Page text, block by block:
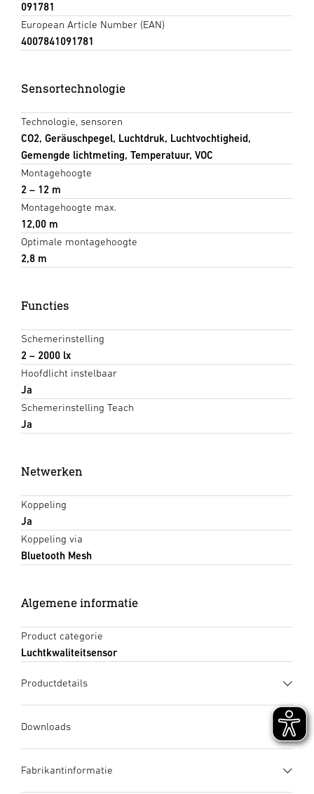
091781
European Article Number (EAN)
4007841091781
Sensortechnologie
Technologie, sensoren
CO2, Geräuschpegel, Luchtdruk, Luchtvochtigheid,
Gemengde lichtmeting, Temperatuur, VOC
Montagehoogte
2 – 12 m
Montagehoogte max.
12,00 m
Optimale montagehoogte
2,8 m
Functies
Schemerinstelling
2 – 2000 lx
Hoofdlicht instelbaar
Ja
Schemerinstelling Teach
Ja
Netwerken
Koppeling
Ja
Koppeling via
Bluetooth Mesh
Algemene informatie
Product categorie
Luchtkwaliteitsensor
Productdetails
Downloads
Download starten
Fabrikantinformatie